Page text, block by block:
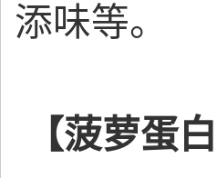
添味等。
【菠萝蛋